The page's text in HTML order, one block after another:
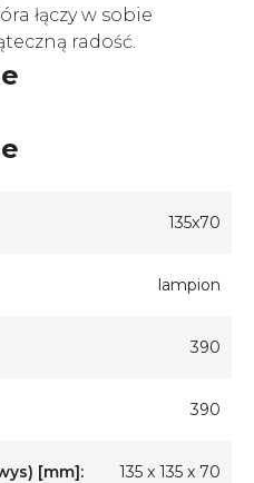
łączy w sobie
radość.
135x70
lampion
390
390
[mm]: 135 x 135 x 70